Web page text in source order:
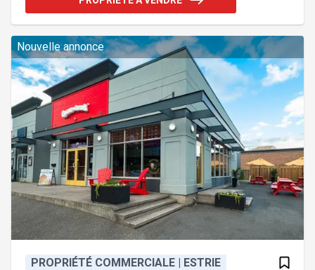
chambres, toutes avec salles de bain privées, une
salon, chambre/suite & balcon couvert. Découvrez
une maison familiale de rêve ou un p
Nouvelle annonce
PROPRIÉTÉ COMMERCIALE | ESTRIE